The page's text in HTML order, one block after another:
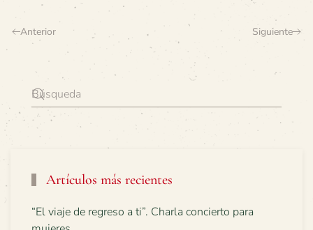
Anterior Siguiente
Artículos más recientes
“El viaje de regreso a ti”. Charla concierto para